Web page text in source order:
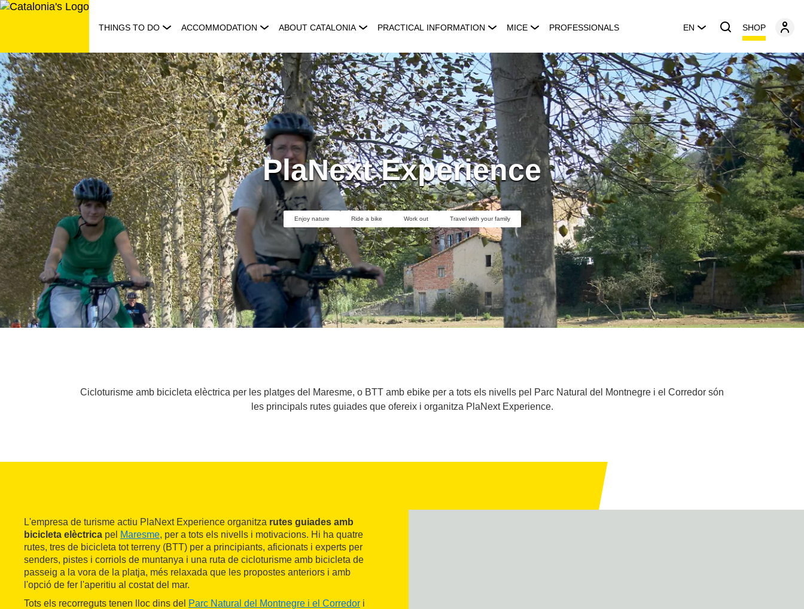
Skip
THINGS TO DO ACCOMMODATION ABOUT CATALONIA PRACTICAL INFORMATION MICE PROFESSIONALS EN SHOP
PlaNext Experience
Enjoy nature Ride a bike Work out Travel with your family
Cicloturisme amb bicicleta elèctrica per les platges del Maresme, o BTT amb ebike per a tots els nivells pel Parc Natural del Montnegre i el Corredor són
les principals rutes guiades que ofereix i organitza PlaNext Experience.
L'empresa de turisme actiu PlaNext Experience organitza rutes guiades amb
bicicleta elèctrica pel Maresme, per a tots els nivells i motivacions. Hi ha quatre
rutes, tres de bicicleta tot terreny (BTT) per a principiants, aficionats i experts per
senders, pistes i corriols de muntanya i una ruta de cicloturisme amb bicicleta de
passeig a la vora de la platja, més relaxada que les propostes anteriors i amb
l'opció de fer l'aperitiu al costat del mar.
Tots els recorreguts tenen lloc dins del Parc Natural del Montnegre i el Corredor i